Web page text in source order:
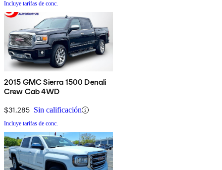
Incluye tarifas de conc.
2015 GMC Sierra 1500 Denali
Crew Cab 4WD
$31,285 Sin calificación
Incluye tarifas de conc.